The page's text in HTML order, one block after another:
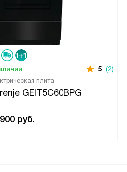
5 (2)
плита
GEIT5C60BPG
руб.